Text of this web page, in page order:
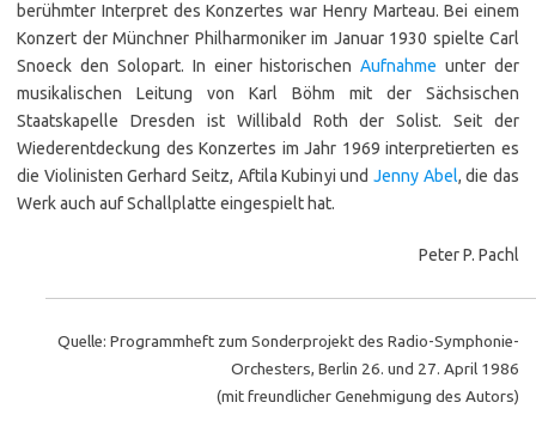
berühmter Interpret des Konzertes war Henry Marteau. Bei einem
Konzert der Münchner Philharmoniker im Januar 1930 spielte Carl
Snoeck den Solopart. In einer historischenAufnahme unter der
musikalischen Leitung von Karl Böhm mit der Sächsischen
Staatskapelle Dresden ist Willibald Roth der Solist. Seit der
Wiederentdeckung des Konzertes im Jahr 1969 interpretierten es
die Violinisten Gerhard Seitz, Aftila Kubinyi und Jenny Abel, die das
Werk auch auf Schallplatte eingespielt hat.
Peter P. Pachl
Quelle: Programmheft zum Sonderprojekt des Radio-Symphonie-
Orchesters, Berlin 26. und 27. April 1986
(mit freundlicher Genehmigung des Autors)